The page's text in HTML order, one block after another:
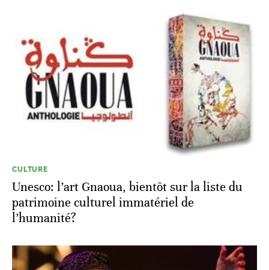
CULTURE
Unesco: l’art Gnaoua, bientôt sur la liste du
patrimoine culturel immatériel de
l’humanité?